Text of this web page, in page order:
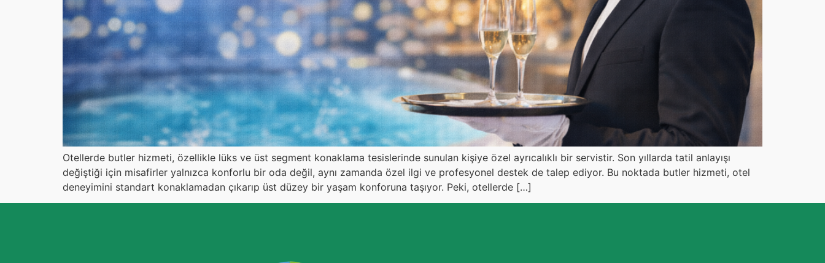
Otellerde butler hizmeti, özellikle lüks ve üst segment konaklama tesislerinde sunulan kişiye özel ayrıcalıklı bir servistir. Son yıllarda tatil anlayışı
değiştiği için misafirler yalnızca konforlu bir oda değil, aynı zamanda özel ilgi ve profesyonel destek de talep ediyor. Bu noktada butler hizmeti, otel
deneyimini standart konaklamadan çıkarıp üst düzey bir yaşam konforuna taşıyor. Peki, otellerde […]